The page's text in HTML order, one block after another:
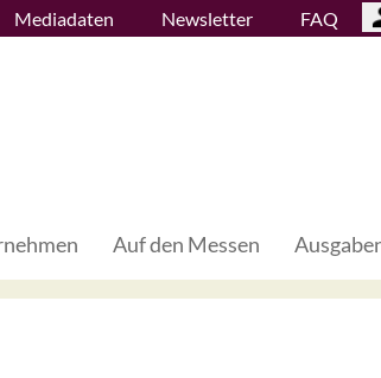
Mediadaten Newsletter FAQ
Auf den Messen